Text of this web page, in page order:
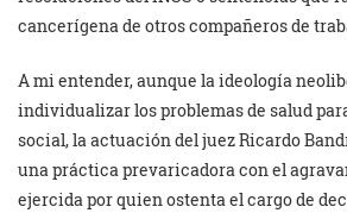
cancerígena de otros compañeros de
A mi entender, aunque la ideología
individualizar los problemas de salud
social, la actuación del juez Ricardo
una práctica prevaricadora con el
ejercida por quien ostenta el cargo de